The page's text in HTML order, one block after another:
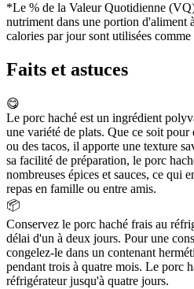
*Le % de la Valeur Quotidienne
nutriment dans une portion d'aliment
calories par jour sont utilisées
Faits et astuces
😋
Le porc haché est un ingrédient
une variété de plats. Que ce soit pour
ou des tacos, il apporte une texture
sa facilité de préparation, le porc
nombreuses épices et sauces, ce qui
repas en famille ou entre amis.
📦
Conservez le porc haché frais au
délai d'un à deux jours. Pour une
congelez-le dans un contenant
pendant trois à quatre mois. Le porc
réfrigérateur jusqu'à quatre jours.